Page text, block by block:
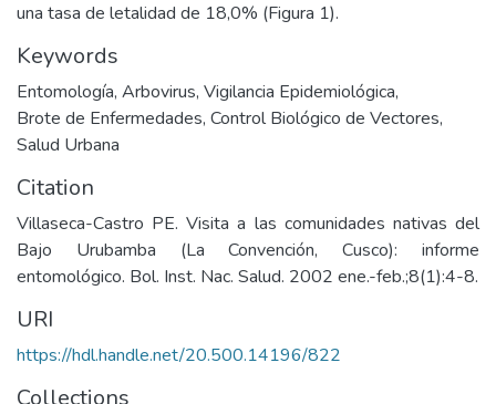
una tasa de letalidad de 18,0% (Figura 1).
Keywords
Entomología, Arbovirus, Vigilancia Epidemiológica,
Brote de Enfermedades, Control Biológico de Vectores,
Salud Urbana
Citation
Villaseca-Castro PE. Visita a las comunidades nativas del
Bajo Urubamba (La Convención, Cusco): informe
entomológico. Bol. Inst. Nac. Salud. 2002 ene.-feb.;8(1):4-8.
URI
https://hdl.handle.net/20.500.14196/822
Collections